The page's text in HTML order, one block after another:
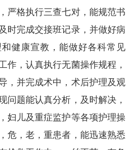
严格执行三查七对，能规范书
时完成交接班记录，并做好病
健康宣教，能做好各科常见
作，认真执行无菌操作规程，
，并完成术中，术后护理及观
问题能认真分析，及时解决，
妇儿及重症监护等各项护理操
危，老，重患者，能迅速熟悉